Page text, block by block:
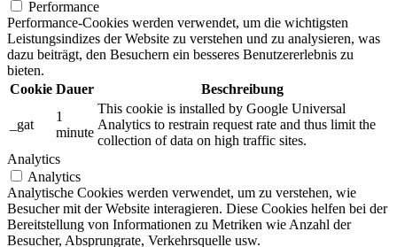
Performance
Performance-Cookies werden verwendet, um die wichtigsten
Leistungsindizes der Website zu verstehen und zu analysieren, was
dazu beiträgt, den Besuchern ein besseres Benutzererlebnis zu
bieten.
Cookie Dauer Beschreibung
_gat
1
minute
This cookie is installed by Google Universal
Analytics to restrain request rate and thus limit the
collection of data on high traffic sites.
Analytics
Analytics
Analytische Cookies werden verwendet, um zu verstehen, wie
Besucher mit der Website interagieren. Diese Cookies helfen bei der
Bereitstellung von Informationen zu Metriken wie Anzahl der
Besucher, Absprungrate, Verkehrsquelle usw.